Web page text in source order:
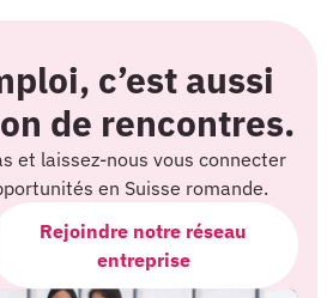
c’est aussi
de rencontres.
et laissez-nous vous connecter
en Suisse romande.
Rejoindre notre réseau
entreprise